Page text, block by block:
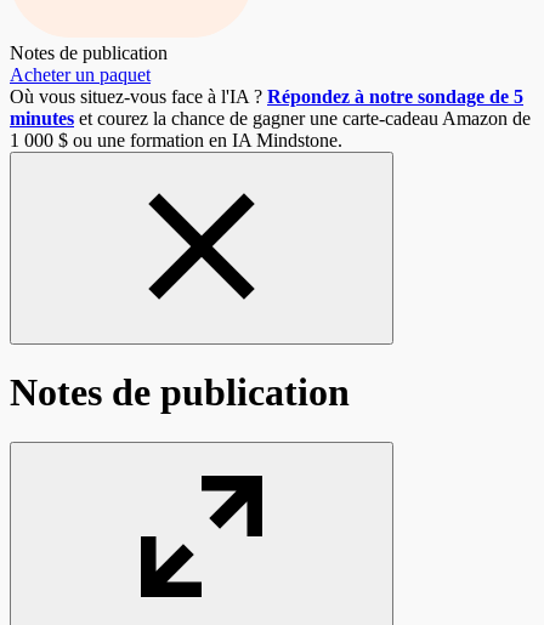
Notes de publication
Acheter un paquet
Où vous situez-vous face à l'IA ? Répondez à notre sondage de 5
minutes et courez la chance de gagner une carte-cadeau Amazon de
1 000 $ ou une formation en IA Mindstone.
Notes de publication